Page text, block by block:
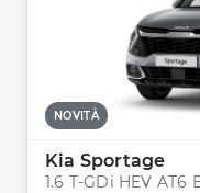
NOVITÀ
Kia Sportage
1.6 T-GDi HEV AT6